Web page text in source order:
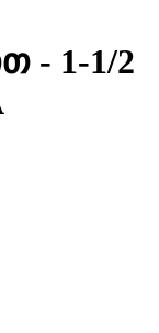
- 1-1/2